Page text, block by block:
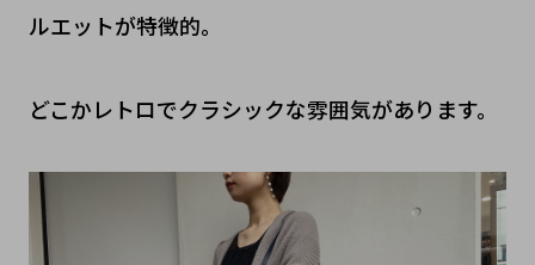
ルエットが特徴的。
どこかレトロでクラシックな雰囲気があります。